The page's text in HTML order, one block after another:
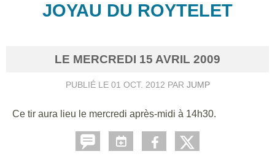
JOYAU DU ROYTELET
LE MERCREDI 15 AVRIL 2009
PUBLIÉ LE 01 OCT. 2012 PAR JUMP
Ce tir aura lieu le mercredi après-midi à 14h30.